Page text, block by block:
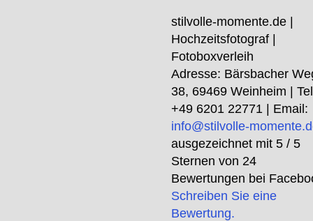
stilvolle-momente.de |
Hochzeitsfotograf |
Fotoboxverleih
Adresse: Bärsbacher
38, 69469Weinheim |
+49 6201 22771| Email:
info@stilvolle-
ausgezeichnet mit 5/ 5
Sternen von 24
Bewertungen bei
Schreiben Sie eine
Bewertung.